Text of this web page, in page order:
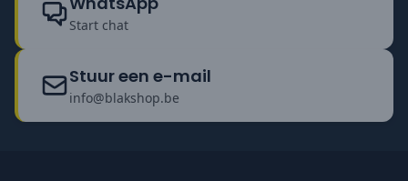
Start chat
Stuur een e-mail
info@blakshop.be